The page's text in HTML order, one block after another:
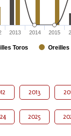
Toros Oreilles
2013 2014 2015
2013
2025